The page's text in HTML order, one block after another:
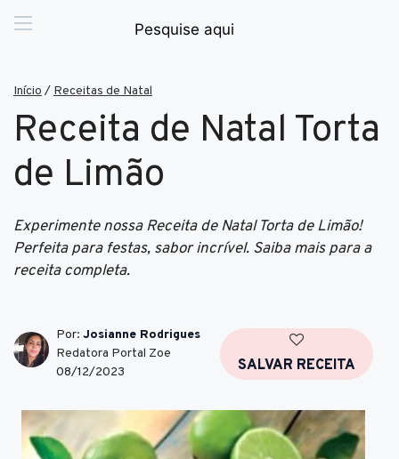
Início / Receitas de Natal
Receita de Natal Torta
de Limão
Experimente nossa Receita de Natal Torta de Limão!
Perfeita para festas, sabor incrível. Saiba mais para a
receita completa.
Por: Josianne Rodrigues
Redatora Portal Zoe
08/12/2023
SALVAR RECEITA